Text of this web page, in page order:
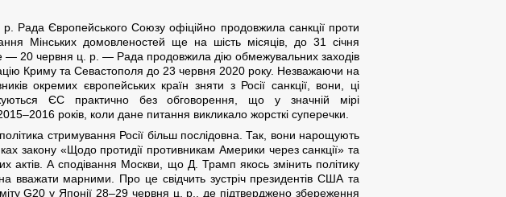
Рада Європейського Союзу офіційно продовжила санкції проти
Мінських домовленостей ще на шість місяців, до 31 січня
— 20 червня ц. р. — Рада продовжила дію обмежувальних заходів
Криму та Севастополя до 23 червня 2020 року. Незважаючи на
окремих європейських країн зняти з Росії санкції, вони, ці
ЄС практично без обговорення, що у значній мірі
2015–2016 років, коли дане питання викликало жорсткі суперечки.
стримування Росії більш послідовна. Так, вони нарощують
закону «Щодо протидії противникам Америки через санкції» та
актів. А сподівання Москви, що Д. Трамп якось змінить політику
вважати марними. Про це свідчить зустріч президентів США та
G20 у Японії 28–29 червня ц. р., де підтверджено збереження